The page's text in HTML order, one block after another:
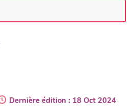
Dernière édition : 18 Oct 2024